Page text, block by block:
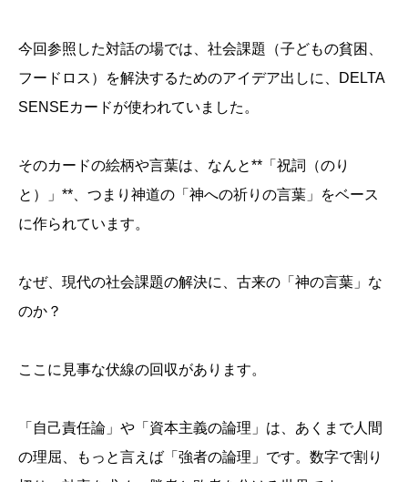
今回参照した対話の場では、社会課題（子どもの貧困、
フードロス）を解決するためのアイデア出しに、DELTA
SENSEカードが使われていました。
そのカードの絵柄や言葉は、なんと**「祝詞（のり
と）」**、つまり神道の「神への祈りの言葉」をベース
に作られています。
なぜ、現代の社会課題の解決に、古来の「神の言葉」な
のか？
ここに見事な伏線の回収があります。
「自己責任論」や「資本主義の論理」は、あくまで人間
の理屈、もっと言えば「強者の論理」です。数字で割り